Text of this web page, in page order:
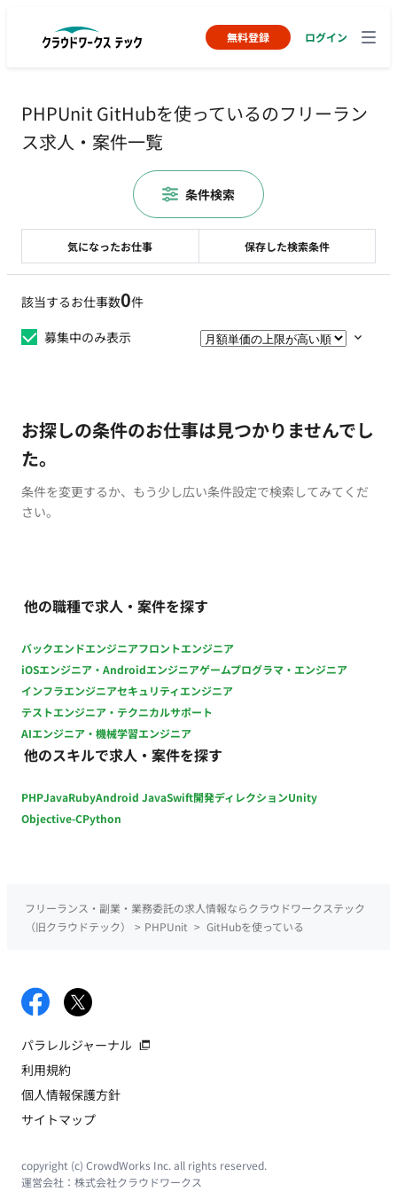
無料登録 ログイン
PHPUnit GitHubを使っているのフリーラン
ス求人・案件一覧
該当するお仕事数0件
募集中のみ表示
お探しの条件のお仕事は見つかりませんでし
た。
条件を変更するか、もう少し広い条件設定で検索してみてくだ
さい。
他の職種で求人・案件を探す
バックエンドエンジニアフロントエンジニア
iOSエンジニア・Androidエンジニアゲームプログラマ・エンジニア
インフラエンジニアセキュリティエンジニア
テストエンジニア・テクニカルサポート
AIエンジニア・機械学習エンジニア
他のスキルで求人・案件を探す
PHPJavaRubyAndroid JavaSwift開発ディレクションUnity
Objective-CPython
気になったお仕事 保存した検索条件
条件検索
フリーランス・副業・業務委託の求人情報ならクラウドワークステック
（旧クラウドテック）
> PHPUnit > GitHubを使っている
パラレルジャーナル
利用規約
個人情報保護方針
サイトマップ
copyright (c) CrowdWorks Inc. all rights reserved.
運営会社： 株式会社クラウドワークス